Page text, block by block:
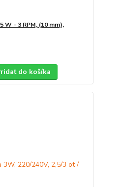
- 3 RPM, (10 mm),
do košíka